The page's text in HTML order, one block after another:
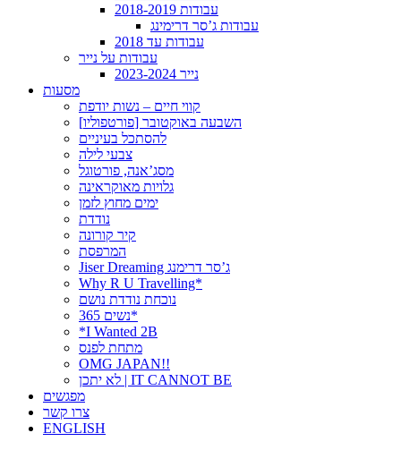
עבודות 2018-2019
עבודות ג’סר דרימינג
עבודות עד 2018
עבודות על נייר
נייר 2023-2024
מסעות
קווי חיים – נשות יודפת
[פורטפוליו] השבעה באוקטובר
להסתכל בעיניים
צבעי לילה
מסג’אנה, פורטוגל
גלויות מאוקראינה
ימים מחוץ לזמן
נודדת
קיר קורונה
המרפסת
Jiser Dreaming ג’סר דרימנג
Why R U Travelling*
נוכחת נודדת נושם
נשים 365*
*I Wanted 2B
מתחת לפנס
OMG JAPAN!!
לא יתכן | IT CANNOT BE
מפגשים
צרו קשר
ENGLISH